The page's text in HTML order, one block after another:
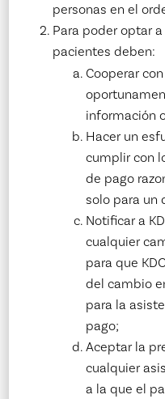
personas en el
Para poder optar
pacientes deben:
Cooperar
información
Hacer un
cumplir con
de pago
solo para un
Notificar a
cualquier
para que
del cambio
para la
pago;
Aceptar la
cualquier
a la que el